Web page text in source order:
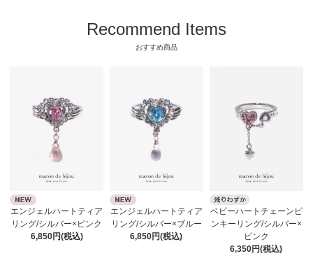
Recommend Items
おすすめ商品
エンジェルハートティア
リング/シルバー×ピンク
6,850円(税込)
エンジェルハートティア
リング/シルバー×ブルー
6,850円(税込)
ベビーハートチェーンピ
ンキーリング/シルバー×
ピンク
6,350円(税込)